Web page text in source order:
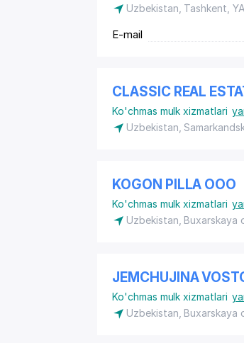
Uzbekistan, Tashkent,
E-mail
CLASSIC REAL
Ko'chmas mulk xizmatlari
Uzbekistan,
KOGON PILLA ООО
Ko'chmas mulk xizmatlari
Uzbekistan, Buxarskaya
JEMCHUJINA
Ko'chmas mulk xizmatlari
Uzbekistan, Buxarskaya